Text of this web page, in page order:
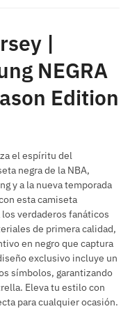
|
NEGRA
Edition
el espíritu del
negra de la NBA,
y a la nueva temporada
esta camiseta
verdaderos fanáticos
de primera calidad,
en negro que captura
exclusivo incluye un
símbolos, garantizando
Eleva tu estilo con
para cualquier ocasión.